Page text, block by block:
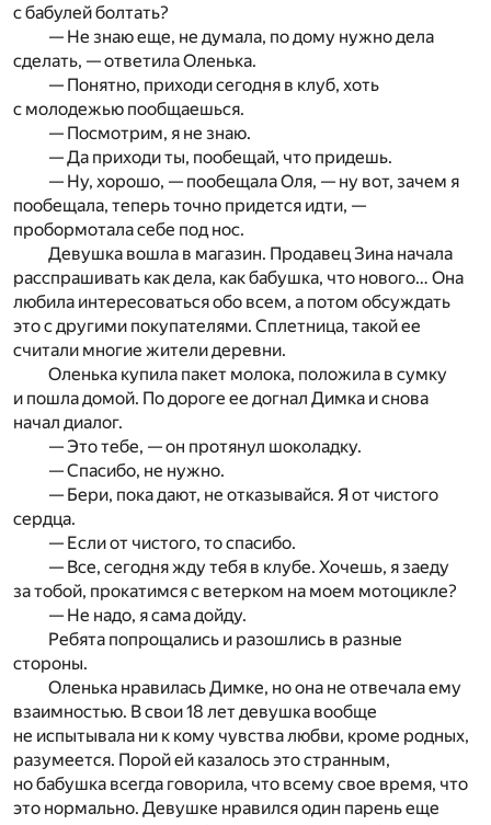
с бабулей болтать?
— Не знаю еще, не думала, по дому нужно дела
сделать, — ответила Оленька.
— Понятно, приходи сегодня в клуб, хоть
с молодежью пообщаешься.
— Посмотрим, я не знаю.
— Да приходи ты, пообещай, что придешь.
— Ну, хорошо, — пообещала Оля, — ну вот, зачем я
пообещала, теперь точно придется идти, —
пробормотала себе под нос.
Девушка вошла в магазин. Продавец Зина начала
расспрашивать как дела, как бабушка, что нового… Она
любила интересоваться обо всем, а потом обсуждать
это с другими покупателями. Сплетница, такой ее
считали многие жители деревни.
Оленька купила пакет молока, положила в сумку
и пошла домой. По дороге ее догнал Димка и снова
начал диалог.
— Это тебе, — он протянул шоколадку.
— Спасибо, не нужно.
— Бери, пока дают, не отказывайся. Я от чистого
сердца.
— Если от чистого, то спасибо.
— Все, сегодня жду тебя в клубе. Хочешь, я заеду
за тобой, прокатимся с ветерком на моем мотоцикле?
— Не надо, я сама дойду.
Ребята попрощались и разошлись в разные
стороны.
Оленька нравилась Димке, но она не отвечала ему
взаимностью. В свои 18 лет девушка вообще
не испытывала ни к кому чувства любви, кроме родных,
разумеется. Порой ей казалось это странным,
но бабушка всегда говорила, что всему свое время, что
это нормально. Девушке нравился один парень еще